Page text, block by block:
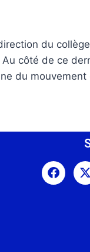
du
côté de ce
du